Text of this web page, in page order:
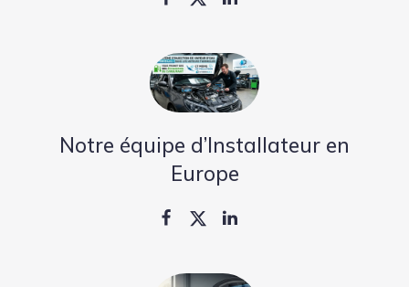
Notre équipe d’Installateur en
Europe